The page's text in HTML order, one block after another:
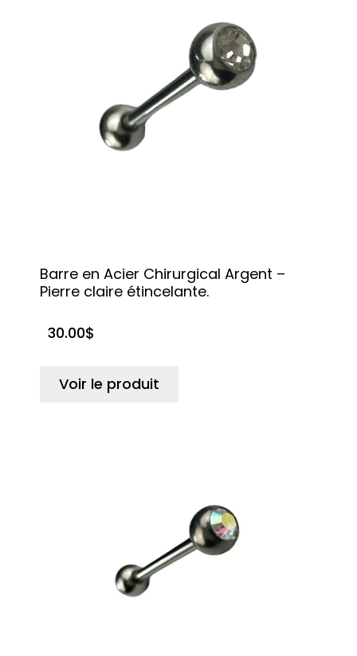
Barre en Acier Chirurgical Argent –
Pierre claire étincelante.
30.00$
Voir le produit